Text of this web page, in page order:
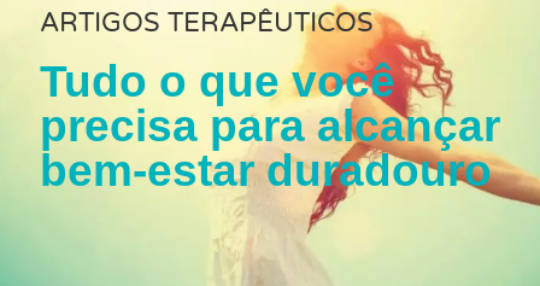
ARTIGOS TERAPÊUTICOS
Tudo o que você
precisa para alcançar
bem-estar duradouro